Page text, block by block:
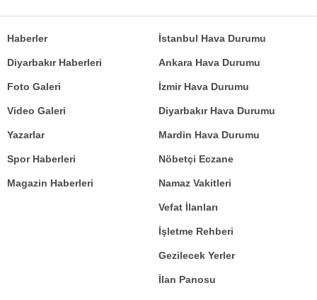
Haberler
Diyarbakır Haberleri
Foto Galeri
Video Galeri
Yazarlar
İstanbul Hava Durumu
Ankara Hava Durumu
İzmir Hava Durumu
Diyarbakır Hava Durumu
Mardin Hava Durumu
Spor Haberleri
Magazin Haberleri
Nöbetçi Eczane
Namaz Vakitleri
Vefat İlanları
İşletme Rehberi
Gezilecek Yerler
İlan Panosu